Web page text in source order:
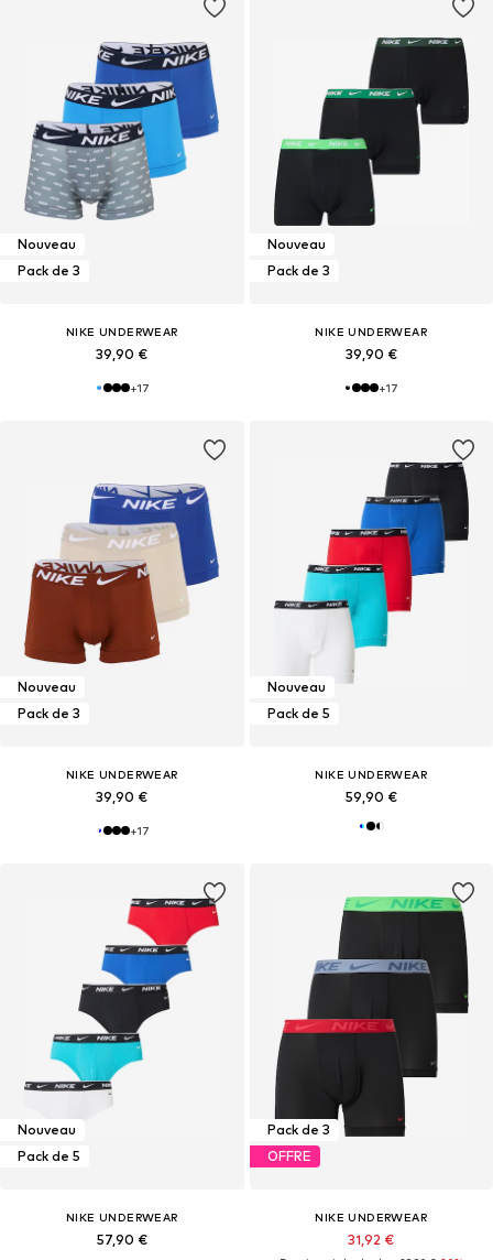
Nouveau
Pack de 3
NIKE UNDERWEAR
39,90 €
+17
Nouveau
Pack de 3
NIKE UNDERWEAR
39,90 €
+17
Nouveau
Pack de 3
NIKE UNDERWEAR
39,90 €
+17
Nouveau
Pack de 5
NIKE UNDERWEAR
59,90 €
Nouveau
Pack de 5
NIKE UNDERWEAR
57,90 €
Pack de 3
OFFRE
NIKE UNDERWEAR
31,92 €